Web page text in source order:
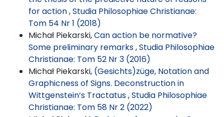
for action,Studia Philosophiae Christianae:
Tom 54 Nr 1 (2018)
Michał Piekarski,Can action be normative?
Some preliminary remarks,Studia Philosophiae
Christianae: Tom 52 Nr 3 (2016)
Michał Piekarski, (Gesichts)züge, Notation and
Graphicness of Signs. Deconstruction in
Wittgenstein’s Tractatus,Studia Philosophiae
Christianae: Tom 58 Nr 2 (2022)